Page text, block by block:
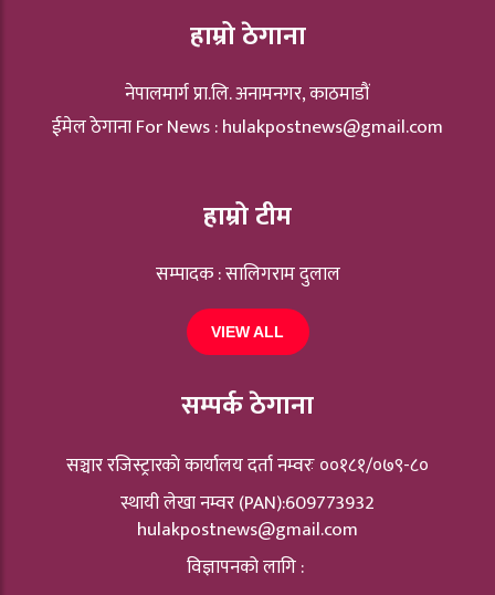
हाम्रो ठेगाना
नेपालमार्ग प्रा.लि. अनामनगर, काठमाडौं
ईमेल ठेगाना For News :hulakpostnews@gmail.com
हाम्रो टीम
सम्पादक : सालिगराम दुलाल
VIEW ALL
सम्पर्क ठेगाना
सञ्चार रजिस्ट्रारकाे कार्यालय दर्ता नम्वरः ००१८१/०७९-८०
स्थायी लेखा नम्वर (PAN):609773932
hulakpostnews@gmail.com
विज्ञापनको लागि :